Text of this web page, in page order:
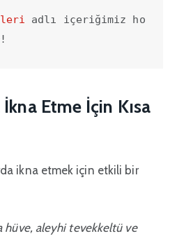
adlı içeriğimiz ho
Etme İçin Kısa
ikna etmek için etkili bir
hüve, aleyhi tevekkeltü ve